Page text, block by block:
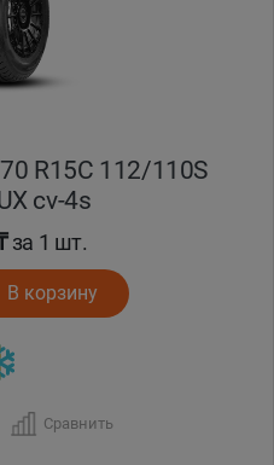
R15C 112/110S
cv-4s
за 1 шт.
В корзину
Сравнить